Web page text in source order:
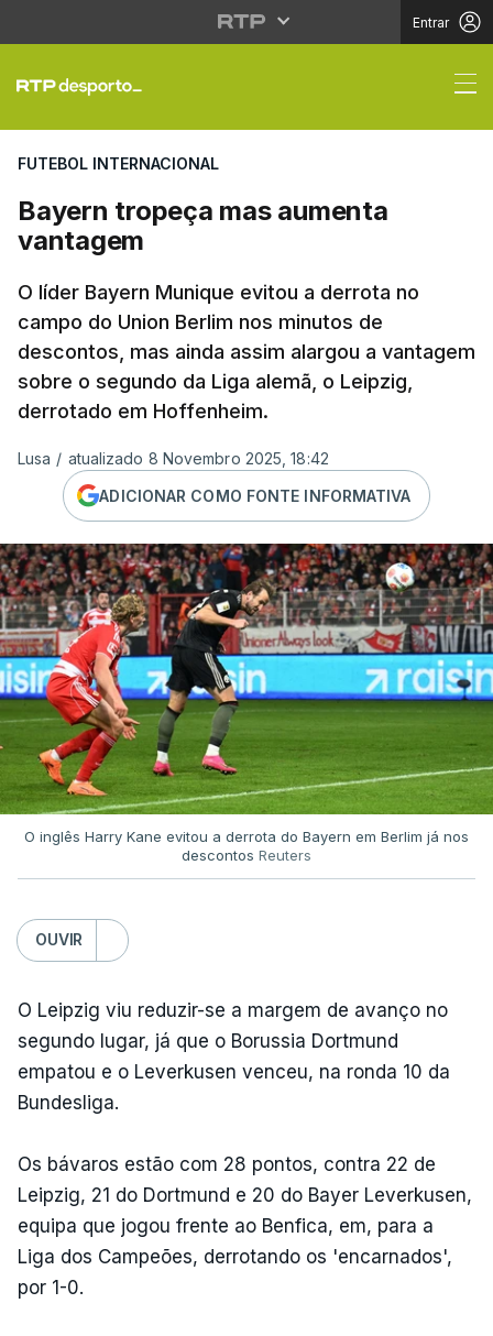
Entrar
Bayern tropeça mas
FUTEBOL INTERNACIONAL
Bayern tropeça mas aumenta
vantagem
O líder Bayern Munique evitou a derrota no
campo do Union Berlim nos minutos de
descontos, mas ainda assim alargou a vantagem
sobre o segundo da Liga alemã, o Leipzig,
derrotado em Hoffenheim.
Lusa / atualizado 8 Novembro 2025, 18:42
ADICIONAR COMO FONTE INFORMATIVA
O inglês Harry Kane evitou a derrota do Bayern em Berlim já nos
descontos Reuters
OUVIR
O Leipzig viu reduzir-se a margem de avanço no
segundo lugar, já que o Borussia Dortmund
empatou e o Leverkusen venceu, na ronda 10 da
Bundesliga.
Os bávaros estão com 28 pontos, contra 22 de
Leipzig, 21 do Dortmund e 20 do Bayer Leverkusen,
equipa que jogou frente ao Benfica, em, para a
Liga dos Campeões, derrotando os 'encarnados',
por 1-0.